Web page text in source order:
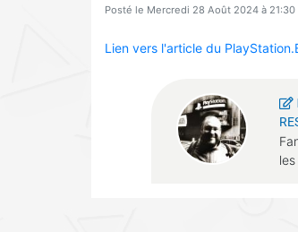
Posté le Mercredi 28 Août 2024 à 21:30
Lien vers l'article du